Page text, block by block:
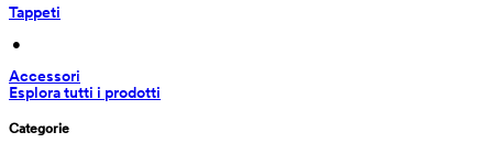
Tappeti
•
Accessori
Esplora tutti i prodotti
Categorie